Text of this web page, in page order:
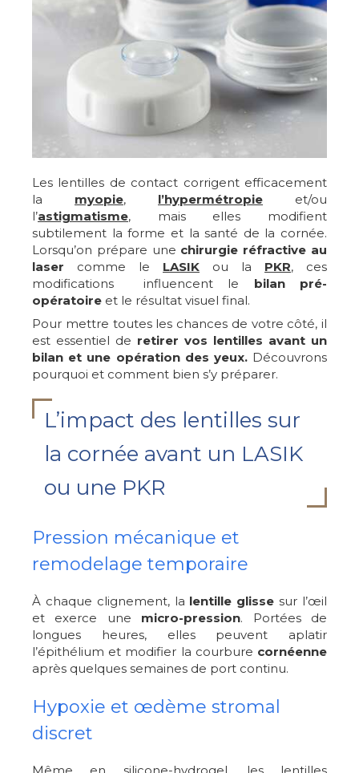
Les lentilles de contact corrigent efficacement
la myopie, l’hypermétropie et/ou
l’astigmatisme, mais elles modifient
subtilement la forme et la santé de la cornée.
Lorsqu’on prépare une chirurgie réfractive au
laser comme le LASIK ou la PKR, ces
modifications influencent le bilan pré-
opératoire et le résultat visuel final.
Pour mettre toutes les chances de votre côté, il
est essentiel de retirer vos lentilles avant un
bilan et une opération des yeux.Découvrons
pourquoi et comment bien s’y préparer.
L’impact des lentilles sur
la cornée avant un LASIK
ou une PKR
Pression mécanique et
remodelage temporaire
À chaque clignement, la lentille glisse sur l’œil
et exerce une micro-pression. Portées de
longues heures, elles peuvent aplatir
l’épithélium et modifier la courbure cornéenne
après quelques semaines de port continu.
Hypoxie et œdème stromal
discret
Même en silicone-hydrogel, les lentilles